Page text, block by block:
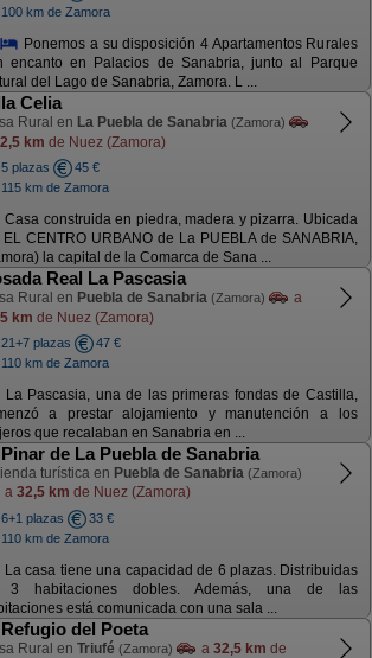
100 km de Zamora
Ponemos a su disposición 4 Apartamentos Rurales
encanto en Palacios de Sanabria, junto al Parque
del Lago de Sanabria, Zamora. L ...
Celia
Rural en La Puebla de Sanabria (Zamora)
km de Nuez (Zamora)
5 plazas
45 €
115 km de Zamora
Casa construida en piedra, madera y pizarra. Ubicada
EL CENTRO URBANO de La PUEBLA de SANABRIA,
la capital de la Comarca de Sana ...
Real La Pascasia
Rural en Puebla de Sanabria (Zamora)
a
km de Nuez (Zamora)
21+7 plazas
47 €
110 km de Zamora
La Pascasia, una de las primeras fondas de Castilla,
a prestar alojamiento y manutención a los
que recalaban en Sanabria en ...
de La Puebla de Sanabria
turística en Puebla de Sanabria (Zamora)
a 32,5 km de Nuez (Zamora)
6+1 plazas
33 €
110 km de Zamora
La casa tiene una capacidad de 6 plazas. Distribuidas
3 habitaciones dobles. Además, una de las
está comunicada con una sala ...
del Poeta
Rural en Triufé (Zamora) a 32,5 km de